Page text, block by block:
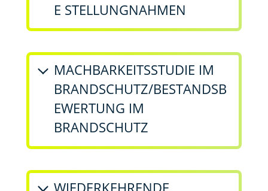
E STELLUNGNAHMEN
MACHBARKEITSSTUDIE IM
BRANDSCHUTZ/BESTANDSB
EWERTUNG IM
BRANDSCHUTZ